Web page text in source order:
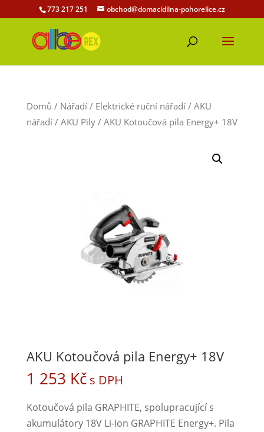
773 217 251 obchod@domacidilna-pohorelice.cz
Domů / Nářadí/ Elektrické ruční nářadí/ AKU
nářadí/ AKU Pily/ AKU Kotoučová pila Energy+ 18V
AKU Kotoučová pila Energy+ 18V
1 253 Kč s DPH
Kotoučová pila GRAPHITE, spolupracující s
akumulátory 18V Li-Ion GRAPHITE Energy+. Pila